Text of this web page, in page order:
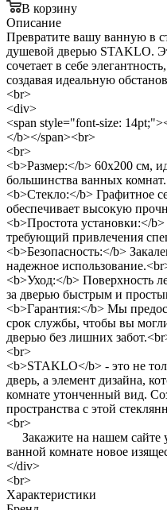
В корзину
Описание
Превратите вашу ванную в
душевой дверью STAKLO.
сочетает в себе
создавая идеальную
<br>
<div>
<span style="font-size:
</b></span><br>
<br>
<b>Размер:</b> 60x200 см,
большинства ванных
<b>Стекло:</b> Графитное
обеспечивает высокую
<b>Простота установки:</
требующий привлечения
<b>Безопасность:</b>
надежное
<b>Уход:</b> Поверхность
за дверью быстрым и
<b>Гарантия:</b> Мы
срок службы, чтобы вы
дверью без лишних
<br>
<b>STAKLO</b> - это не
дверь, а элемент дизайна,
комнате утонченный вид.
пространства с этой
<br>
Закажите на нашем сайте
ванной комнате новое
</div>
<br>
Характеристики